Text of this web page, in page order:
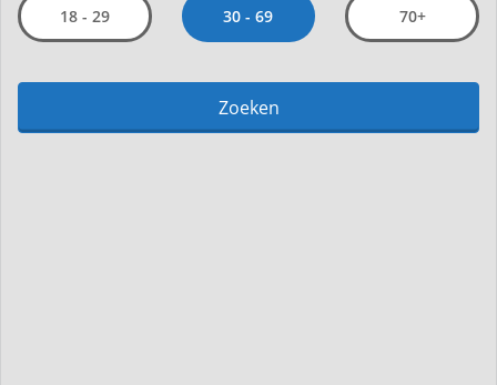
18 - 29 30 - 69 70+
Zoeken